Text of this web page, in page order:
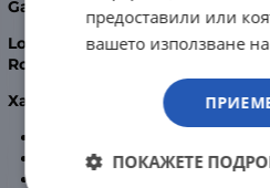
GamingGear.bg
Logitech G413 Silver
Romer-G суичове
Характеристики:
Тип на суичовете: Tactile
предоставили или
вашето използване
ПОКАЖЕТЕ